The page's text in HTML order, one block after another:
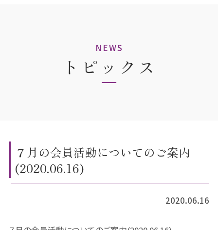
NEWS
トピックス
７月の会員活動についてのご案内
(2020.06.16)
2020.06.16